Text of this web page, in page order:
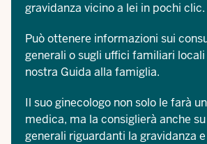
gravidanza vicino a lei in pochi clic.
Può ottenere informazioni sui
generali o sugli uffici familiari
nostra Guida alla famiglia.
Il suo ginecologo non solo le farà
medica, ma la consiglierà anche
generali riguardanti la gravidanza